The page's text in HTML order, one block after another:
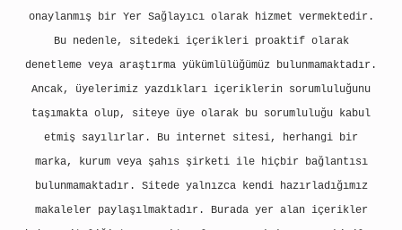
onaylanmış bir Yer Sağlayıcı olarak hizmet vermektedir.
Bu nedenle, sitedeki içerikleri proaktif olarak
denetleme veya araştırma yükümlülüğümüz bulunmamaktadır.
Ancak, üyelerimiz yazdıkları içeriklerin sorumluluğunu
taşımakta olup, siteye üye olarak bu sorumluluğu kabul
etmiş sayılırlar. Bu internet sitesi, herhangi bir
marka, kurum veya şahıs şirketi ile hiçbir bağlantısı
bulunmamaktadır. Sitede yalnızca kendi hazırladığımız
makaleler paylaşılmaktadır. Burada yer alan içerikler